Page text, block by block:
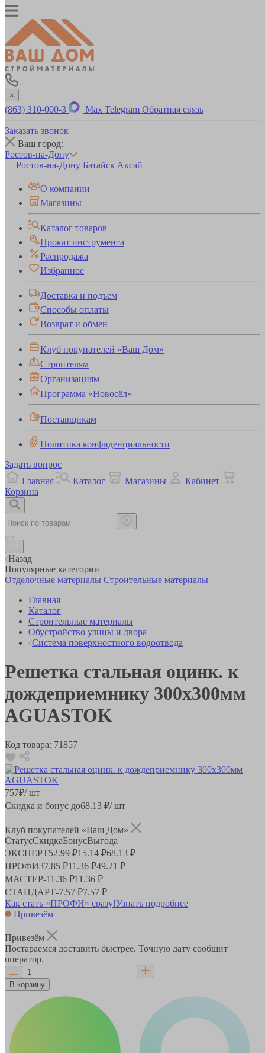
×
(863) 310-000-3 Max Telegram Обратная связь
Заказать звонок
Ваш город:
Ростов-на-Дону
Ростов-на-Дону Батайск Аксай
О компании
Магазины
Каталог товаров
Прокат инструмента
Распродажа
Избранное
Доставка и подъем
Способы оплаты
Возврат и обмен
Клуб покупателей «Ваш Дом»
Строителям
Организациям
Программа «Новосёл»
Поставщикам
Политика конфиденциальности
Задать вопрос
Главная
Каталог Магазины
Кабинет
Корзина
Назад
Популярные категории
Отделочные материалы Строительные материалы
Главная
Каталог
Строительные материалы
Обустройство улицы и двора
Система поверхностного водоотвода
Решетка стальная оцинк. к
дождеприемнику 300х300мм
AGUASTOK
Код товара: 71857
757₽/ шт
Скидка и бонус до68.13 ₽/ шт
Клуб покупателей «Ваш Дом»
СтатусСкидкаБонусВыгода
ЭКСПЕРТ52.99 ₽15.14 ₽68.13 ₽
ПРОФИ37.85 ₽11.36 ₽49.21 ₽
МАСТЕР-11.36 ₽11.36 ₽
СТАНДАРТ-7.57 ₽7.57 ₽
Как стать «ПРОФИ» сразу!Узнать подробнее
Привезём
Привезём
Постараемся доставить быстрее. Точную дату сообщит
оператор.
В корзину